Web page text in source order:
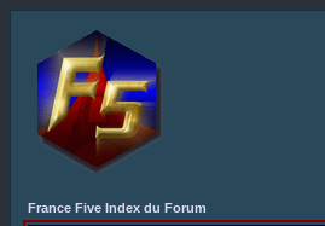
France Five Index du Forum